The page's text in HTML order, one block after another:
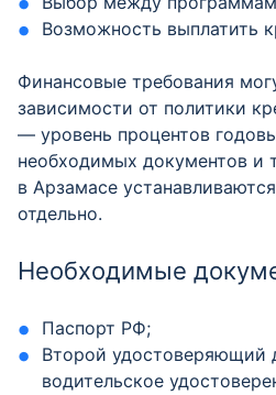
Возможность выплатить
Финансовые требования
зависимости от политики
— уровень процентов
необходимых документов и
в Арзамасе
отдельно.
Необходимые
Паспорт РФ;
Второй удостоверяющий
водительское